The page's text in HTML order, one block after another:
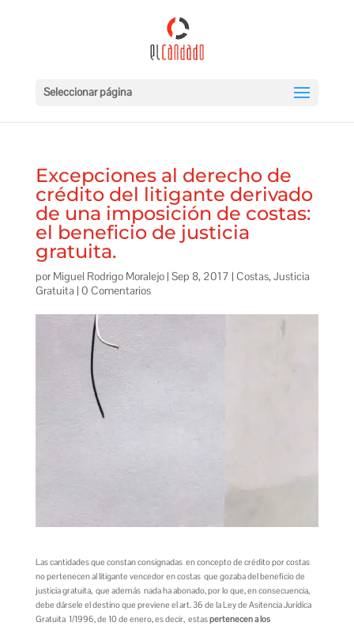
Seleccionar página
Excepciones al derecho de
crédito del litigante derivado
de una imposición de costas:
el beneficio de justicia
gratuita.
por Miguel Rodrigo Moralejo| Sep 8, 2017 | Costas,Justicia
Gratuita | 0 Comentarios
Las cantidades que constan consignadas en concepto de crédito por costas
no pertenecen al litigante vencedor en costas que gozaba del beneficio de
justicia gratuita, que además nada ha abonado, por lo que, en consecuencia,
debe dársele el destino que previene el art. 36 de la Ley de Asitencia Jurídica
Gratuita 1/1996, de 10 de enero, es decir, estaspertenecen a los